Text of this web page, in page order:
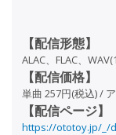
【配信形態】
ALAC、FLAC、
【配信価格】
単曲 257円(税込) /
【配信ページ】
https://ototoy.jp/_/